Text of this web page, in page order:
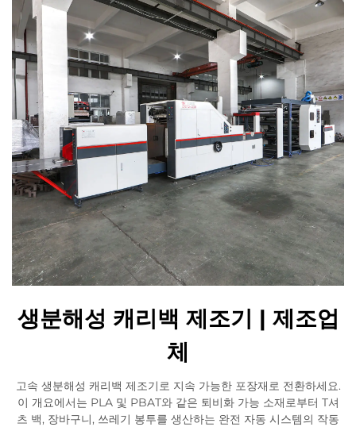
뉴스
연락하기
자주 묻는 질문
생분해성 캐리백 제조기 | 제조업
체
고속 생분해성 캐리백 제조기로 지속 가능한 포장재로 전환하세요.
이 개요에서는 PLA 및 PBAT와 같은 퇴비화 가능 소재로부터 T셔
츠 백, 장바구니, 쓰레기 봉투를 생산하는 완전 자동 시스템의 작동